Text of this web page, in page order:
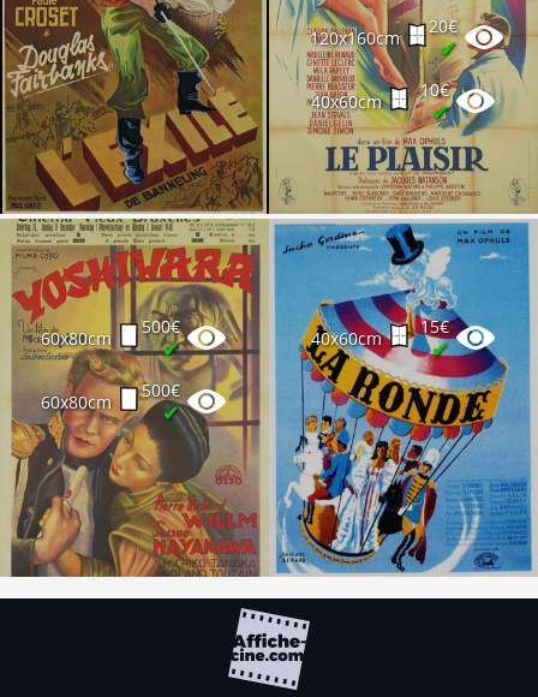
120x160cm
20€
✔
40x60cm
10€
✔
60x80cm
500€
✔
60x80cm
500€
✔
40x60cm
15€
✔